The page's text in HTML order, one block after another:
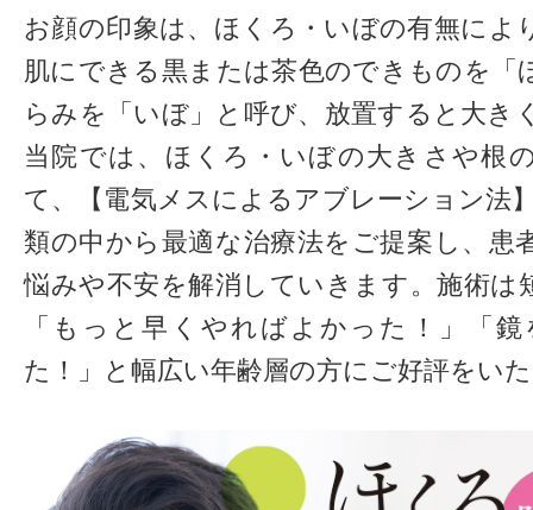
お顔の印象は、ほくろ・いぼの有無によ
肌にできる黒または茶色のできものを「
らみを「いぼ」と呼び、放置すると大き
当院では、ほくろ・いぼの大きさや根
て、【電気メスによるアブレーション法
類の中から最適な治療法をご提案し、患
悩みや不安を解消していきます。施術は
「もっと早くやればよかった！」「
た！」と幅広い年齢層の方にご好評をい